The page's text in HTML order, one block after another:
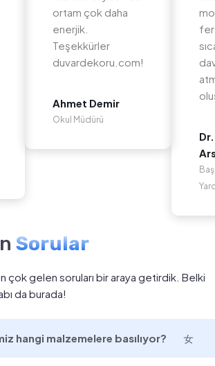
ortam çok daha
enerjik.
Teşekkürler
duvardekoru.com!
Ahmet Demir
Okul Müdürü
Sorular
çok gelen soruları bir araya getirdik. Belki
da burada!
hangi malzemelere basılıyor?